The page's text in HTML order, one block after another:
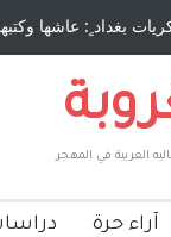
بغداد ٍ: عاشها
العربية في المهجر
آراء حرة